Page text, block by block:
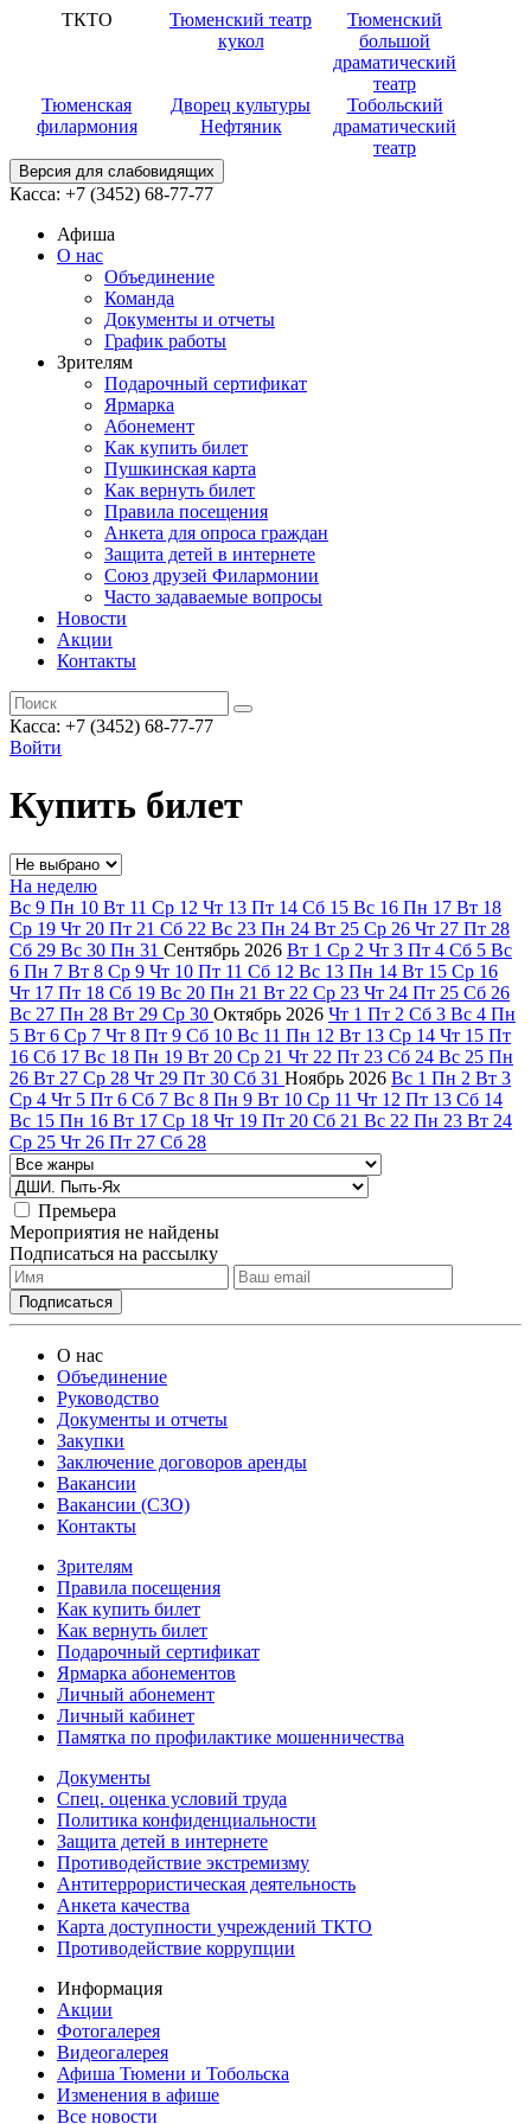
ТКТО
Тюменский театр
кукол
Тюменский
большой
драматический
театр
Тюменская
филармония
Дворец культуры
Нефтяник
Тобольский
драматический
театр
Версия для слабовидящих
Касса: +7 (3452) 68-77-77
Афиша
О нас
Объединение
Команда
Документы и отчеты
График работы
Зрителям
Подарочный сертификат
Ярмарка
Абонемент
Как купить билет
Пушкинская карта
Как вернуть билет
Правила посещения
Анкета для опроса граждан
Защита детей в интернете
Союз друзей Филармонии
Часто задаваемые вопросы
Новости
Акции
Контакты
Касса: +7 (3452) 68-77-77
Войти
Купить билет
На неделю
Вс 9 Пн 10 Вт 11 Ср 12 Чт 13 Пт 14 Сб 15 Вс 16 Пн 17 Вт 18
Ср 19 Чт 20 Пт 21 Сб 22 Вс 23 Пн 24 Вт 25 Ср 26 Чт 27 Пт 28
Сб 29 Вс 30 Пн 31 Сентябрь 2026 Вт 1 Ср 2 Чт 3 Пт 4 Сб 5 Вс
6 Пн 7 Вт 8 Ср 9 Чт 10 Пт 11 Сб 12 Вс 13 Пн 14 Вт 15 Ср 16
Чт 17 Пт 18 Сб 19 Вс 20 Пн 21 Вт 22 Ср 23 Чт 24 Пт 25 Сб 26
Вс 27 Пн 28 Вт 29 Ср 30 Октябрь 2026 Чт 1 Пт 2 Сб 3 Вс 4 Пн
5 Вт 6 Ср 7 Чт 8 Пт 9 Сб 10 Вс 11 Пн 12 Вт 13 Ср 14 Чт 15 Пт
16 Сб 17 Вс 18 Пн 19 Вт 20 Ср 21 Чт 22 Пт 23 Сб 24 Вс 25 Пн
26 Вт 27 Ср 28 Чт 29 Пт 30 Сб 31 Ноябрь 2026 Вс 1 Пн 2 Вт 3
Ср 4 Чт 5 Пт 6 Сб 7 Вс 8 Пн 9 Вт 10 Ср 11 Чт 12 Пт 13 Сб 14
Вс 15 Пн 16 Вт 17 Ср 18 Чт 19 Пт 20 Сб 21 Вс 22 Пн 23 Вт 24
Ср 25 Чт 26 Пт 27 Сб 28
Премьера
Мероприятия не найдены
Подписаться на рассылку
О нас
Объединение
Руководство
Документы и отчеты
Закупки
Заключение договоров аренды
Вакансии
Вакансии (СЗО)
Контакты
Зрителям
Правила посещения
Как купить билет
Как вернуть билет
Подарочный сертификат
Ярмарка абонементов
Личный абонемент
Личный кабинет
Памятка по профилактике мошенничества
Документы
Спец. оценка условий труда
Политика конфиденциальности
Защита детей в интернете
Противодействие экстремизму
Антитеррористическая деятельность
Анкета качества
Карта доступности учреждений ТКТО
Противодействие коррупции
Информация
Акции
Фотогалерея
Видеогалерея
Афиша Тюмени и Тобольска
Изменения в афише
Все новости